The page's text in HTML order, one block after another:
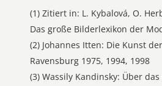
(1) Zitiert in: L. Kybalová, O.
Das große Bilderlexikon der
(2) Johannes Itten: Die Kunst
Ravensburg 1975, 1994, 1998
(3) Wassily Kandinsky: Über